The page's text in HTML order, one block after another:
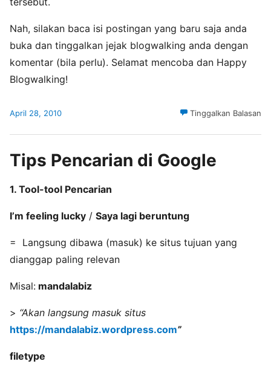
Nah, silakan baca isi postingan yang baru saja anda
buka dan tinggalkan jejak blogwalking anda dengan
komentar (bila perlu). Selamat mencoba dan Happy
Blogwalking!
April 28, 2010 Tinggalkan Balasan
Tips Pencarian di Google
1. Tool-tool Pencarian
I’m feeling lucky / Saya lagi beruntung
= Langsung dibawa (masuk) ke situs tujuan yang
dianggap paling relevan
Misal: mandalabiz
> “Akan langsung masuk situs
https://mandalabiz.wordpress.com”
filetype